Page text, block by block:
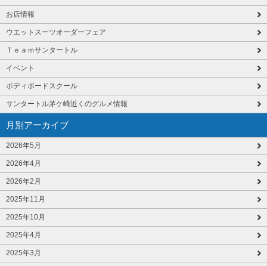
お店情報
ウエットスーツオーダーフェア
Ｔｅａｍサンタートル
イベント
ボディボードスクール
サンタートル茅ケ崎近くのグルメ情報
月別アーカイブ
2026年5月
2026年4月
2026年2月
2025年11月
2025年10月
2025年4月
2025年3月